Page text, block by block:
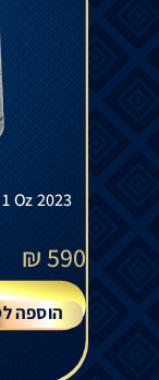
1 Oz 2023
590
₪
הוספה